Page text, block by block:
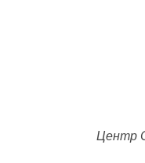
Центр